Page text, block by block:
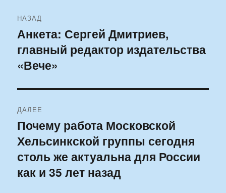
по
записям
НАЗАД
Предыдущая
запись:
Анкета: Сергей Дмитриев,
главный редактор издательства
«Вече»
ДАЛЕЕ
Следующая
запись:
Почему работа Московской
Хельсинкской группы сегодня
столь же актуальна для России
как и 35 лет назад